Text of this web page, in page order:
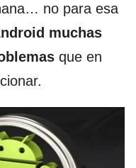
no para esa
muchas
que en